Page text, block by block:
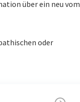
über ein neu vom
oder